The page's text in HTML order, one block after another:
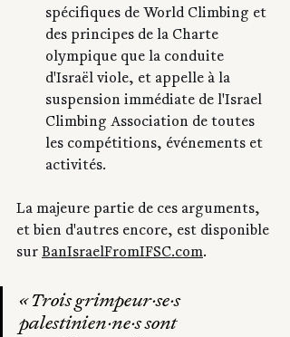
spécifiques de World Climbing et
des principes de la Charte
olympique que la conduite
d'Israël viole, et appelle à la
suspension immédiate de l'Israel
Climbing Association de toutes
les compétitions, événements et
activités.
La majeure partie de ces arguments,
et bien d'autres encore, est disponible
sur BanIsraelFromIFSC.com.
« Trois grimpeur·se·s
palestinien·ne·s sont